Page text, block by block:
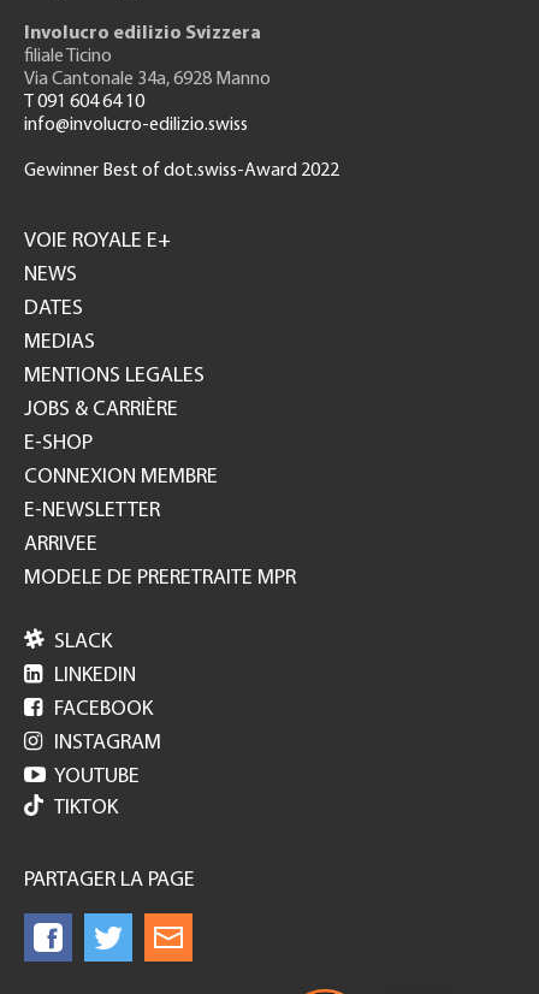
Involucro edilizio Svizzera
filiale Ticino
Via Cantonale 34a, 6928 Manno
T 091 604 64 10
info@involucro-edilizio.swiss
Gewinner Best of dot.swiss-Award 2022
GH
VOIE ROYALE E+
NEWS
DATES
MEDIAS
MENTIONS LEGALES
JOBS & CARRIÈRE
E-SHOP
CONNEXION MEMBRE
E-NEWSLETTER
ARRIVEE
MODELE DE PRERETRAITE MPR
 SLACK
 LINKEDIN
 FACEBOOK
 INSTAGRAM
 YOUTUBE
TIKTOK
PARTAGER LA PAGE